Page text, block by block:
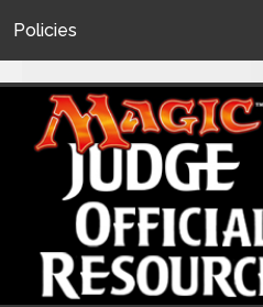
Policies
IPG
JAR
Official Resources